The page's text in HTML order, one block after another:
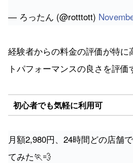
— ろったん (@rotttott)
経験者からの料金の評価が特に
トパフォーマンスの良さを評価
初心者でも気軽に利用可
月額2,980円、24時間どの店舗
てみた🏃💨